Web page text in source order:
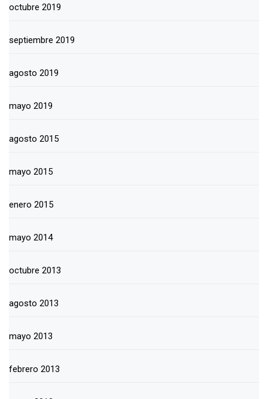
octubre 2019
septiembre 2019
agosto 2019
mayo 2019
agosto 2015
mayo 2015
enero 2015
mayo 2014
octubre 2013
agosto 2013
mayo 2013
febrero 2013